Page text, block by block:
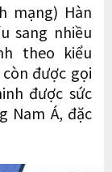
mạng) Hàn
sang nhiều
theo kiểu
được gọi
được sức
Nam Á, đặc